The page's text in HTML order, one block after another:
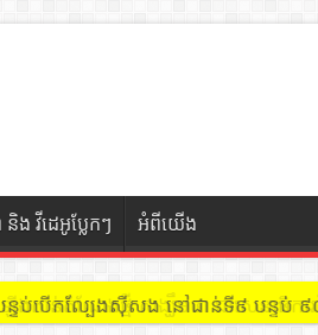
និង វីដេអូប្លែកៗ អំពីយើង
ទប់បើកល្បែងសុីសង នៅជាន់ទី៩ បន្ទប់